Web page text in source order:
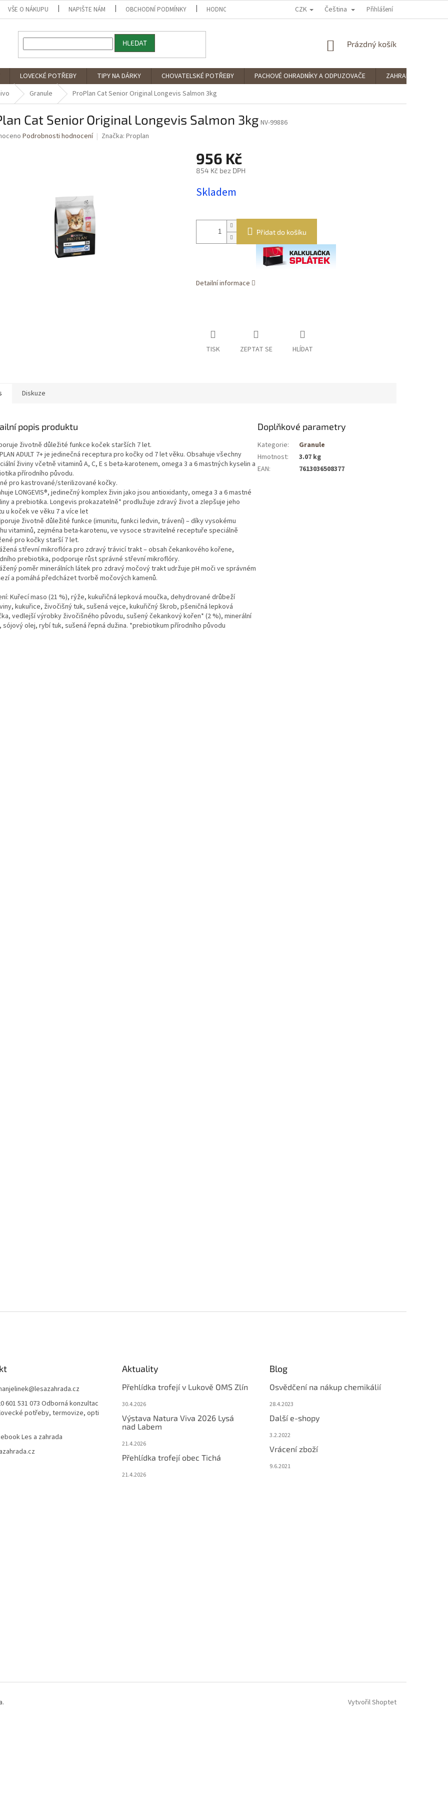
VŠE O NÁKUPU NAPIŠTE NÁM OBCHODNÍ PODMÍNKY HODNOCENÍ OBCHODU PODMÍNKY OCHRANY OSOBNÍCH ÚDAJŮ
CZK Čeština Přihlášení
HLEDAT
NÁKUPNÍ
Prázdný košík
LOVECKÉ POTŘEBY TIPY NA DÁRKY CHOVATELSKÉ POTŘEBY PACHOVÉ OHRADNÍKY A ODPUZOVAČE
ZAHRADNÍ POTŘEBY
Granule ProPlan Cat Senior Original Longevis Salmon 3kg
Cat Senior Original Longevis Salmon 3kg NV-99886
Podrobnosti hodnocení Značka: Proplan
956 Kč
854 Kč bez DPH
cena:
Skladem
Přidat do košíku
Detailní informace
TISK ZEPTAT SE HLÍDAT
Diskuze
popis produktu
životně důležité funkce koček starších 7 let.
ADULT 7+ je jedinečná receptura pro kočky od 7 let věku. Obsahuje všechny
živiny včetně vitaminů A, C, E s beta-karotenem, omega 3 a 6 mastných kyselin a
přírodního původu.
pro kastrované/sterilizované kočky.
LONGEVIS®, jedinečný komplex živin jako jsou antioxidanty, omega 3 a 6 mastné
a prebiotika. Longevis prokazatelně* prodlužuje zdravý život a zlepšuje jeho
u koček ve věku 7 a více let
životně důležité funkce (imunitu, funkci ledvin, trávení) – díky vysokému
vitaminů, zejména beta-karotenu, ve vysoce stravitelné receptuře speciálně
pro kočky starší 7 let.
střevní mikroflóra pro zdravý trávicí trakt – obsah čekankového kořene,
prebiotika, podporuje růst správné střevní mikroflóry.
poměr minerálních látek pro zdravý močový trakt udržuje pH moči ve správném
a pomáhá předcházet tvorbě močových kamenů.
Kuřecí maso (21 %), rýže, kukuřičná lepková moučka, dehydrované drůbeží
kukuřice, živočišný tuk, sušená vejce, kukuřičný škrob, pšeničná lepková
vedlejší výrobky živočišného původu, sušený čekankový kořen* (2 %), minerální
sójový olej, rybí tuk, sušená řepná dužina. *prebiotikum přírodního původu
Doplňkové parametry
Kategorie:
Granule
Hmotnost:
3.07 kg
EAN: 7613036508377
@lesazahrada.cz
601 531 073 Odborná konzultac
potřeby, termovize, opti
Les a zahrada
Aktuality
Přehlídka trofejí v Lukově OMS Zlín
30.4.2026
Výstava Natura Viva 2026 Lysá
nad Labem
21.4.2026
Přehlídka trofejí obec Tichá
21.4.2026
Blog
Osvědčení na nákup chemikálií
28.4.2023
Další e-shopy
3.2.2022
Vrácení zboží
9.6.2021
Vytvořil Shoptet